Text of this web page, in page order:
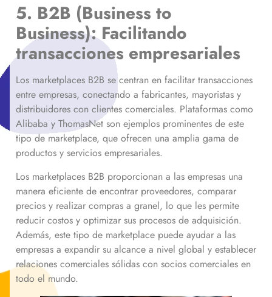
5. B2B (Business to
Business): Facilitando
transacciones empresariales
Los marketplaces B2B se centran en facilitar transacciones
entre empresas, conectando a fabricantes, mayoristas y
distribuidores con clientes comerciales. Plataformas como
Alibaba y ThomasNet son ejemplos prominentes de este
tipo de marketplace, que ofrecen una amplia gama de
productos y servicios empresariales.
Los marketplaces B2B proporcionan a las empresas una
manera eficiente de encontrar proveedores, comparar
precios y realizar compras a granel, lo que les permite
reducir costos y optimizar sus procesos de adquisición.
Además, este tipo de marketplace puede ayudar a las
empresas a expandir su alcance a nivel global y establecer
relaciones comerciales sólidas con socios comerciales en
todo el mundo.